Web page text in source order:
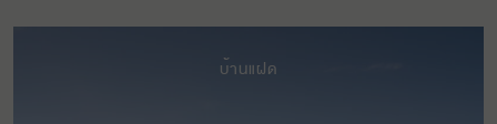
บ้านแฝด